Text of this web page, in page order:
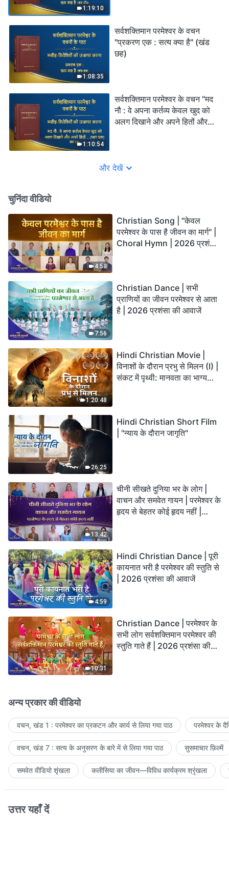
1:19:10
1:08:35
सर्वशक्तिमान परमेश्वर के वचन
"प्रकरण एक : सत्य क्या है" (खंड
छह)
1:10:54
सर्वशक्तिमान परमेश्वर के वचन "मद
नौ : वे अपना कर्तव्य केवल खुद को
अलग दिखाने और अपने हितों और
यश के बदले उन हितों के साथ
और देखें
चुनिंदा वीडियो
4:58
Christian Song | "केवल
परमेश्वर के पास है जीवन का मार्ग" |
Choral Hymn | 2026 प्रशंसा
7:56
Christian Dance | सभी
प्राणियों का जीवन परमेश्वर से आता
है | 2026 प्रशंसा की आवाजें
1:20:48
Hindi Christian Movie |
विनाशों के दौरान प्रभु से मिलन (I) |
संकट में पृथ्वी: मानवता का भाग्य
26:25
Hindi Christian Short Film
| "न्याय के दौरान जागृति"
13:42
चीनी सीखते दुनिया भर के लोग |
वाचन और समवेत गायन | परमेश्वर के
हृदय से बेहतर कोई हृदय नहीं |
4:59
Hindi Christian Dance | पूरी
कायनात भरी है परमेश्वर की स्तुति से
| 2026 प्रशंसा की आवाजें
10:31
Christian Dance | परमेश्वर के
सभी लोग सर्वशक्तिमान परमेश्वर की
स्तुति गाते हैं | 2026 प्रशंसा की
अन्य प्रकार की वीडियो
वचन, खंड 1 : परमेश्वर का प्रकटन और कार्य से लिया गया पाठ परमेश्वर के
वचन, खंड 7 : सत्य के अनुसरण के बारे में से लिया गया पाठ सुसमाचार फ़िल्में
समवेत वीडियो शृंखला कलीसिया का जीवन—विविध कार्यक्रम श्रृंखला
उत्तर यहाँ दें